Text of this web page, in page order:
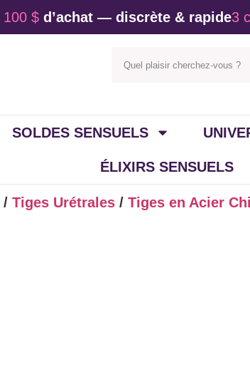
100 $ d’achat — discrète & rapide3
SOLDES SENSUELS
ÉLIXIRS SENSUELS
/ Tiges Urétrales / Tiges en Acier